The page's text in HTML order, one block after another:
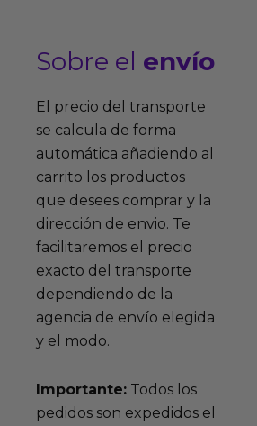
Sobre el envío
El precio del transporte
se calcula de forma
automática añadiendo al
carrito los productos
que desees comprar y la
dirección de envio. Te
facilitaremos el precio
exacto del transporte
dependiendo de la
agencia de envío elegida
y el modo.
Importante:Todos los
pedidos son expedidos el